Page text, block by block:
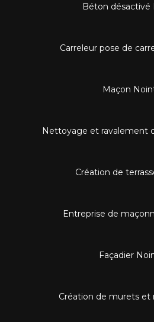
Béton désactivé
Carreleur pose de
Maçon
Nettoyage et ravalement
Création de
Entreprise de
Façadier
Création de murets et